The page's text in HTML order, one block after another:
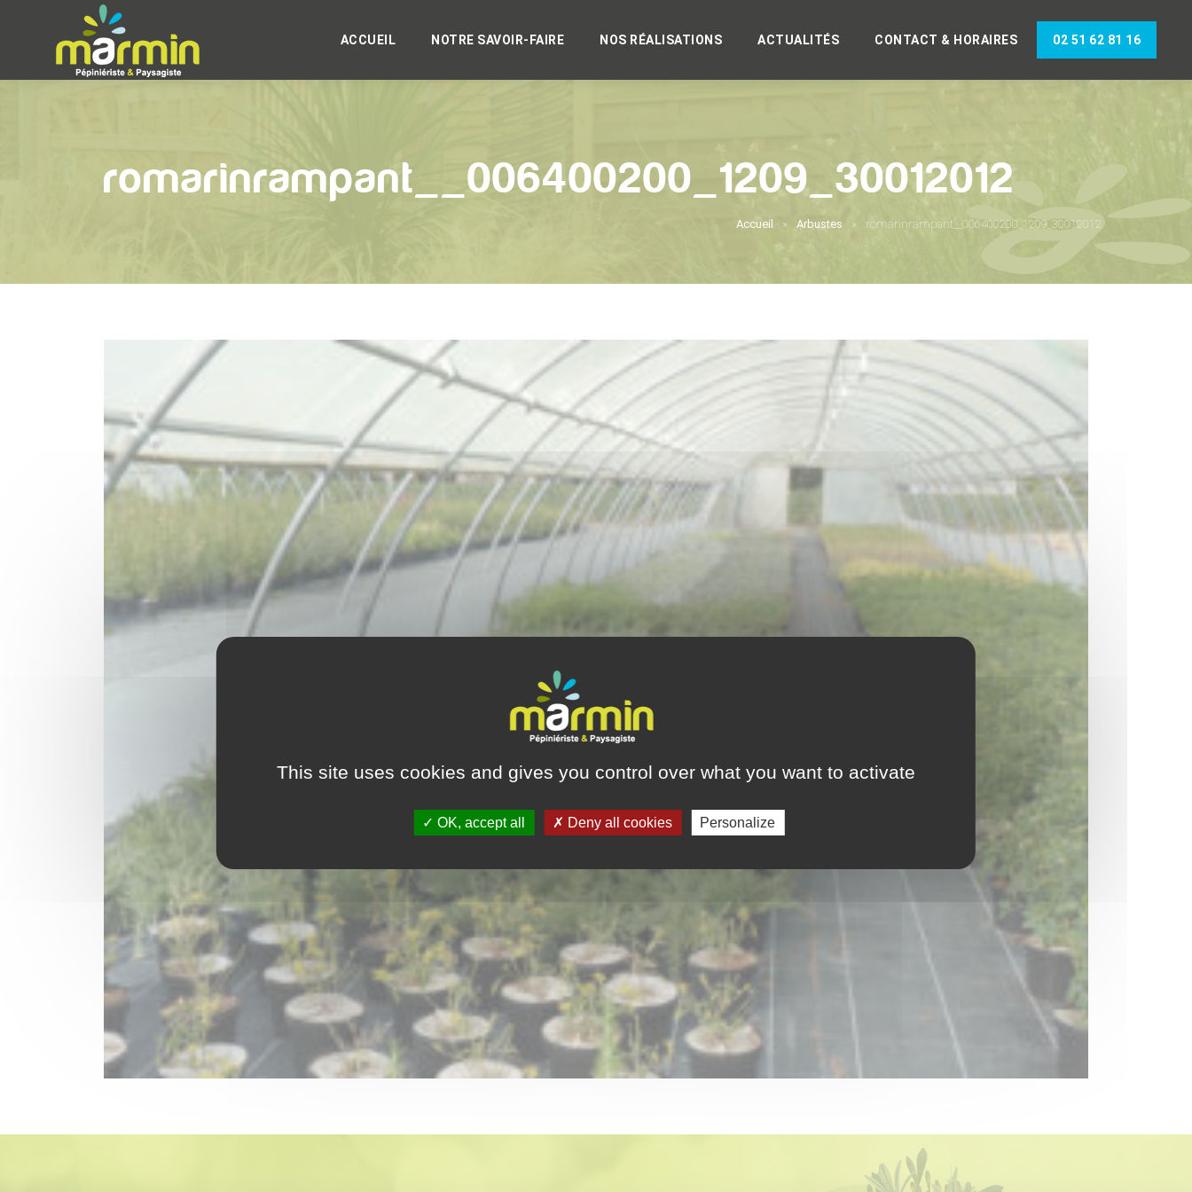
ACCUEIL NOTRE SAVOIR-FAIRE NOS RÉALISATIONS ACTUALITÉS CONTACT & HORAIRES 02 51 62 81 16
romarinrampant__006400200_1209_30012012
Accueil Arbustes romarinrampant__006400200_1209_30012012
This site uses cookies and gives you control over what you want to activate
OK, accept all Deny all cookies Personalize